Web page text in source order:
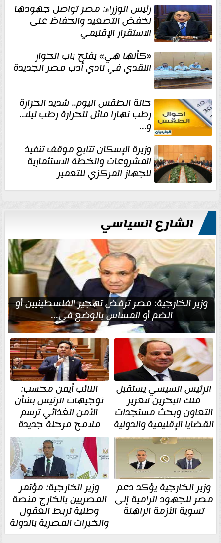
رئيس الوزراء: مصر تواصل جهودها
لخفض التصعيد والحفاظ على
الاستقرار الإقليمي
«كأنها هي» يفتح باب الحوار
النقدي في نادي أدب مصر الجديدة
حالة الطقس اليوم.. شديد الحرارة
رطب نهارا مائل للحرارة رطب ليلا..
و...
وزيرة الإسكان تتابع موقف تنفيذ
المشروعات والخطة الاستثمارية
للجهاز المركزي للتعمير
الشارع السياسي
وزير الخارجية: مصر ترفض تهجير الفلسطينيين أو
الضم أو المساس بالوضع في...
الرئيس السيسي يستقبل
ملك البحرين لتعزيز
التعاون وبحث مستجدات
القضايا الإقليمية والدولية
النائب أيمن محسب:
توجيهات الرئيس بشأن
الأمن الغذائي ترسم
ملامح مرحلة جديدة
وزير الخارجية يؤكد دعم
مصر للجهود الرامية إلى
تسوية الأزمة الراهنة
وزير الخارجية: مؤتمر
المصريين بالخارج منصة
وطنية تربط العقول
والخبرات المصرية بالدولة